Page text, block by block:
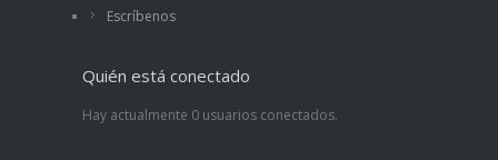
Escríbenos
Quién está conectado
Hay actualmente 0 usuarios conectados.